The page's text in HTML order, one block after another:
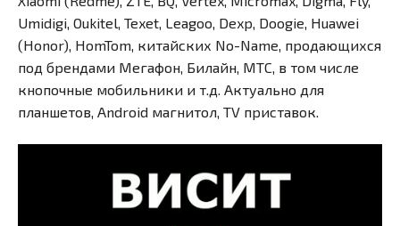
Umidigi, Oukitel, Texet, Leagoo, Dexp, Doogie, Huawei
(Honor), HomTom, китайских No-Name, продающихся
под брендами Мегафон, Билайн, МТС, в том числе
кнопочные мобильники и т.д. Актуально для
планшетов, Android магнитол, TV приставок.